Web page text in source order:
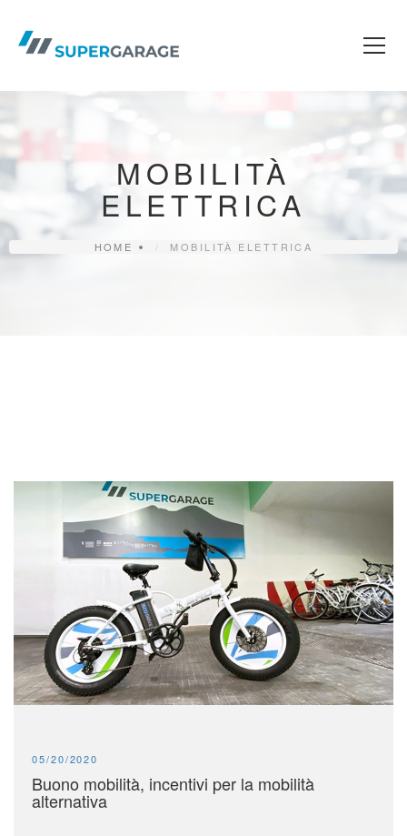
content
MOBILITÀ
ELETTRICA
HOME MOBILITÀ ELETTRICA
PUBLISHED:
05/20/2020
Buono mobilità, incentivi per la mobilità
alternativa